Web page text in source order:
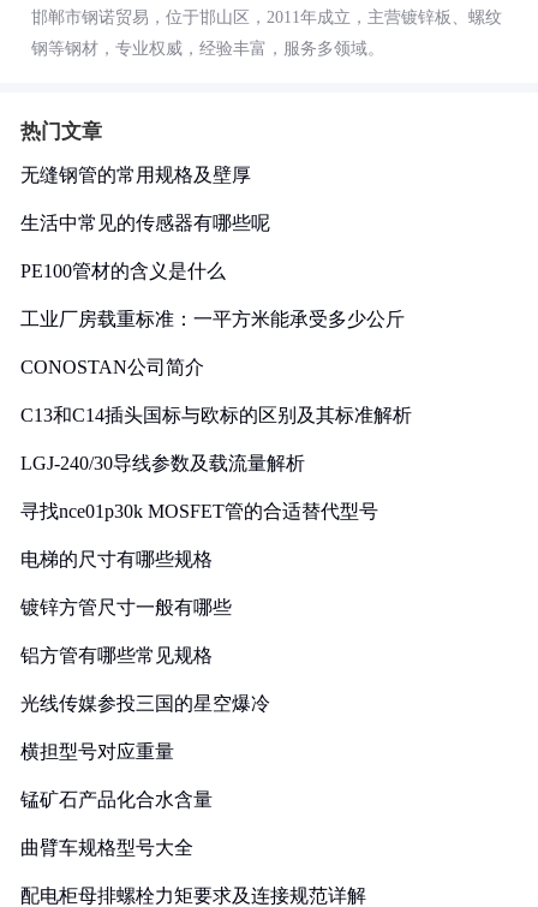
邯郸市钢诺贸易，位于邯山区，2011年成立，主营镀锌板、螺纹
钢等钢材，专业权威，经验丰富，服务多领域。
热门文章
无缝钢管的常用规格及壁厚
生活中常见的传感器有哪些呢
PE100管材的含义是什么
工业厂房载重标准：一平方米能承受多少公斤
CONOSTAN公司简介
C13和C14插头国标与欧标的区别及其标准解析
LGJ-240/30导线参数及载流量解析
寻找nce01p30k MOSFET管的合适替代型号
电梯的尺寸有哪些规格
镀锌方管尺寸一般有哪些
铝方管有哪些常见规格
光线传媒参投三国的星空爆冷
横担型号对应重量
锰矿石产品化合水含量
曲臂车规格型号大全
配电柜母排螺栓力矩要求及连接规范详解